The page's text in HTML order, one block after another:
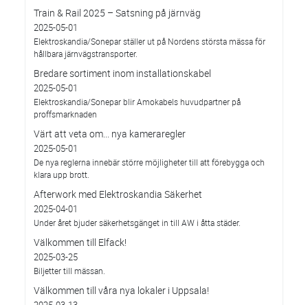
Train & Rail 2025 – Satsning på järnväg
2025-05-01
Elektroskandia/Sonepar ställer ut på Nordens största mässa för
hållbara järnvägstransporter.
Bredare sortiment inom installationskabel
2025-05-01
Elektroskandia/Sonepar blir Amokabels huvudpartner på
proffsmarknaden
Värt att veta om... nya kameraregler
2025-05-01
De nya reglerna innebär större möjligheter till att förebygga och
klara upp brott.
Afterwork med Elektroskandia Säkerhet
2025-04-01
Under året bjuder säkerhetsgänget in till AW i åtta städer.
Välkommen till Elfack!
2025-03-25
Biljetter till mässan.
Välkommen till våra nya lokaler i Uppsala!